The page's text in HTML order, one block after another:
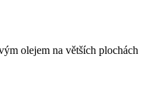
olejem na větších plochách